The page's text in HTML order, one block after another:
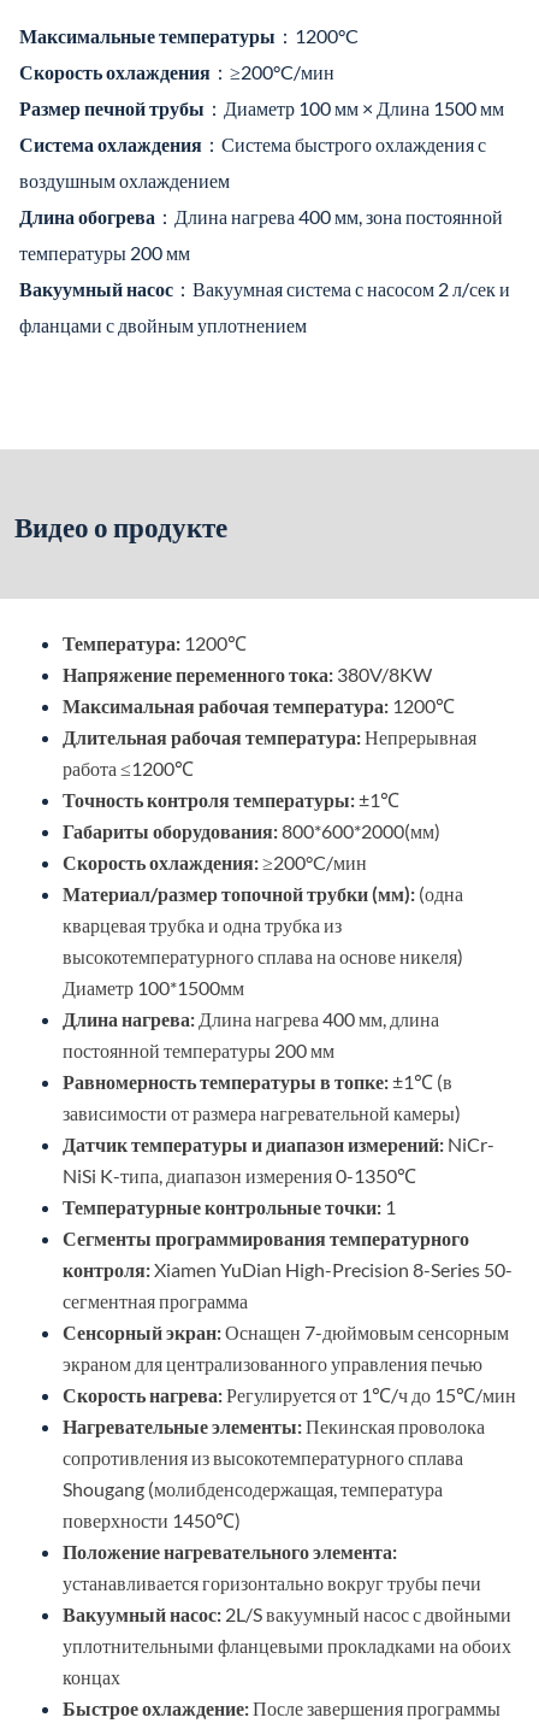
Максимальные температуры ：1200°C
Скорость охлаждения ：≥200°C/мин
Размер печной трубы ：Диаметр 100 мм × Длина 1500 мм
Система охлаждения ：Система быстрого охлаждения с
воздушным охлаждением
Длина обогрева ：Длина нагрева 400 мм, зона постоянной
температуры 200 мм
Вакуумный насос ：Вакуумная система с насосом 2 л/сек и
фланцами с двойным уплотнением
Видео о продукте
Температура: 1200℃
Напряжение переменного тока: 380V/8KW
Максимальная рабочая температура: 1200℃
Длительная рабочая температура:Непрерывная
работа ≤1200℃
Точность контроля температуры:±1℃
Габариты оборудования:800*600*2000(мм)
Скорость охлаждения:≥200°C/мин
Материал/размер топочной трубки (мм): (одна
кварцевая трубка и одна трубка из
высокотемпературного сплава на основе никеля)
Диаметр 100*1500мм
Длина нагрева: Длина нагрева 400 мм, длина
постоянной температуры 200 мм
Равномерность температуры в топке:±1℃ (в
зависимости от размера нагревательной камеры)
Датчик температуры и диапазон измерений: NiCr-
NiSi K-типа, диапазон измерения 0-1350℃
Температурные контрольные точки: 1
Сегменты программирования температурного
контроля:Xiamen YuDian High-Precision 8-Series 50-
сегментная программа
Сенсорный экран:Оснащен 7-дюймовым сенсорным
экраном для централизованного управления печью
Скорость нагрева:Регулируется от 1℃/ч до 15℃/мин
Нагревательные элементы:Пекинская проволока
сопротивления из высокотемпературного сплава
Shougang (молибденсодержащая, температура
поверхности 1450℃)
Положение нагревательного элемента:
устанавливается горизонтально вокруг трубы печи
Вакуумный насос: 2L/S вакуумный насос с двойными
уплотнительными фланцевыми прокладками на обоих
концах
Быстрое охлаждение:После завершения программы